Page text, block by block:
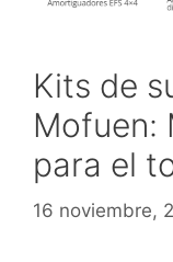
Kits de
Mofuen:
para el
16 noviembre,